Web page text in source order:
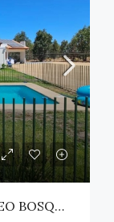
PARCELA SECTOR UNIHUE, LOTEO BOSQUES DEL VALLE – MAULE